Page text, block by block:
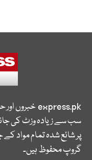
express.pkخبروں
سب سے زیادہ وزٹ کی
پر شائع شدہ تمام مواد
گروپ محفوظ ہیں۔